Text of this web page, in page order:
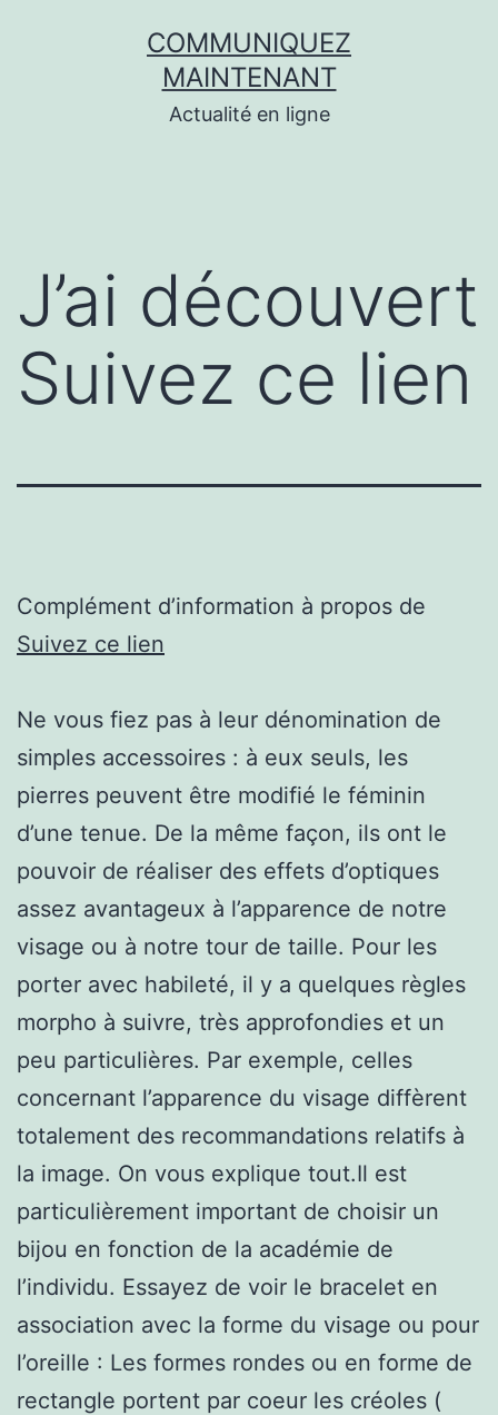
COMMUNIQUEZ
MAINTENANT
Actualité en ligne
J’ai découvert
Suivez ce lien
Complément d’information à propos de
Suivez ce lien
Ne vous fiez pas à leur dénomination de
simples accessoires : à eux seuls, les
pierres peuvent être modifié le féminin
d’une tenue. De la même façon, ils ont le
pouvoir de réaliser des effets d’optiques
assez avantageux à l’apparence de notre
visage ou à notre tour de taille. Pour les
porter avec habileté, il y a quelques règles
morpho à suivre, très approfondies et un
peu particulières. Par exemple, celles
concernant l’apparence du visage diffèrent
totalement des recommandations relatifs à
la image. On vous explique tout.Il est
particulièrement important de choisir un
bijou en fonction de la académie de
l’individu. Essayez de voir le bracelet en
association avec la forme du visage ou pour
l’oreille : Les formes rondes ou en forme de
rectangle portent par coeur les créoles (